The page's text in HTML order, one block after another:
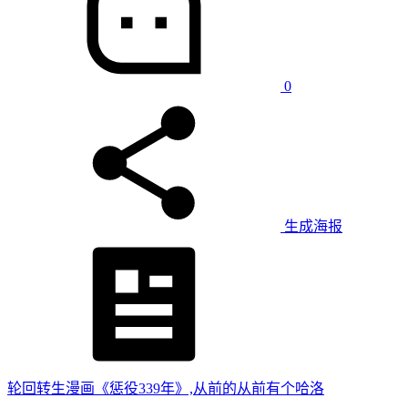
0
生成海报
轮回转生漫画《惩役339年》,从前的从前有个哈洛